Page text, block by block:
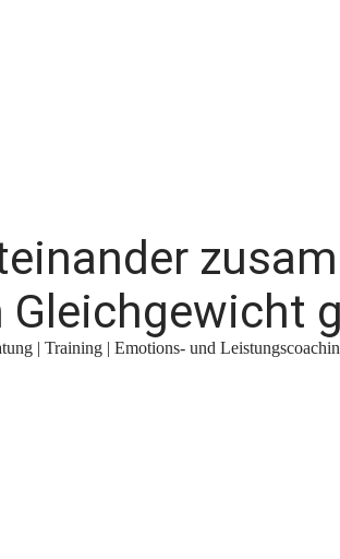
Gleichgewicht
| Training | Emotions- und